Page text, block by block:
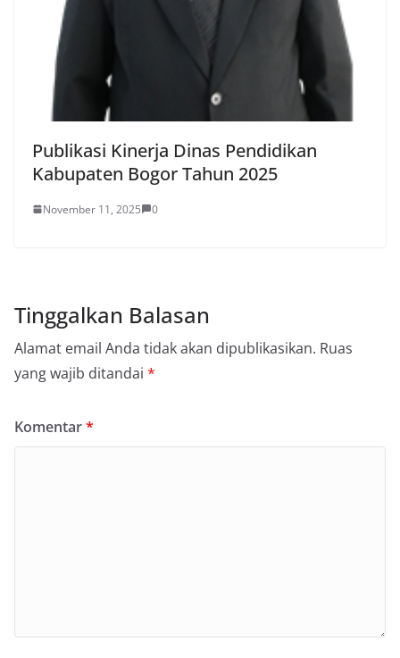
Publikasi Kinerja Dinas Pendidikan
Kabupaten Bogor Tahun 2025
November 11, 2025 0
Tinggalkan Balasan
Alamat email Anda tidak akan dipublikasikan. Ruas
yang wajib ditandai *
Komentar*